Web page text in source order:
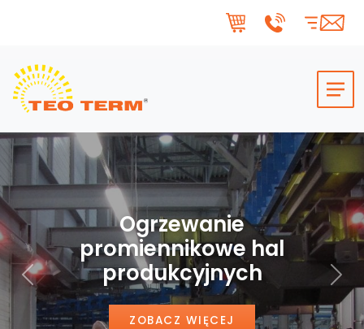
Ogrzewanie
promiennikowe hal
produkcyjnych
ZOBACZ WIĘCEJ
Poprzedni